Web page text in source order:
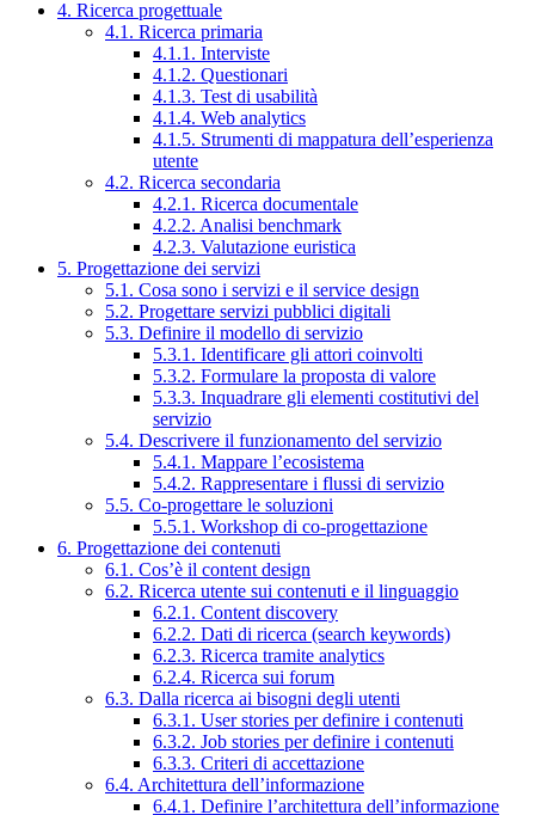
4. Ricerca progettuale
4.1. Ricerca primaria
4.1.1. Interviste
4.1.2. Questionari
4.1.3. Test di usabilità
4.1.4. Web analytics
4.1.5. Strumenti di mappatura dell’esperienza
utente
4.2. Ricerca secondaria
4.2.1. Ricerca documentale
4.2.2. Analisi benchmark
4.2.3. Valutazione euristica
5. Progettazione dei servizi
5.1. Cosa sono i servizi e il service design
5.2. Progettare servizi pubblici digitali
5.3. Definire il modello di servizio
5.3.1. Identificare gli attori coinvolti
5.3.2. Formulare la proposta di valore
5.3.3. Inquadrare gli elementi costitutivi del
servizio
5.4. Descrivere il funzionamento del servizio
5.4.1. Mappare l’ecosistema
5.4.2. Rappresentare i flussi di servizio
5.5. Co-progettare le soluzioni
5.5.1. Workshop di co-progettazione
6. Progettazione dei contenuti
6.1. Cos’è il content design
6.2. Ricerca utente sui contenuti e il linguaggio
6.2.1. Content discovery
6.2.2. Dati di ricerca (search keywords)
6.2.3. Ricerca tramite analytics
6.2.4. Ricerca sui forum
6.3. Dalla ricerca ai bisogni degli utenti
6.3.1. User stories per definire i contenuti
6.3.2. Job stories per definire i contenuti
6.3.3. Criteri di accettazione
6.4. Architettura dell’informazione
6.4.1. Definire l’architettura dell’informazione